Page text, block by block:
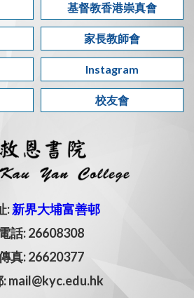
基督教香港崇真會
家長教師會
Instagram
校友會
:新界大埔富善邨
話: 26608308
真: 26620377
: mail@kyc.edu.hk